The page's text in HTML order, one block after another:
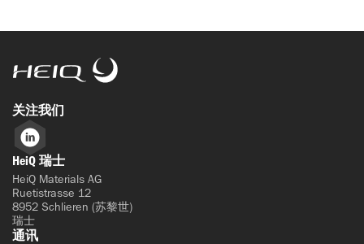
HeiQ
关注我们
LinkedIn
HeiQ 瑞士
HeiQ Materials AG
Ruetistrasse 12
8952 Schlieren (苏黎世)
瑞士
通讯